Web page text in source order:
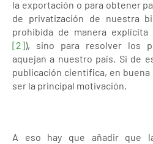
la exportación o para obtener
de privatización de nuestra
prohibida de manera
[2]), sino para resolver los
aquejan a nuestro país. Si de
publicación científica, en
ser la principal motivación.
A eso hay que añadir que